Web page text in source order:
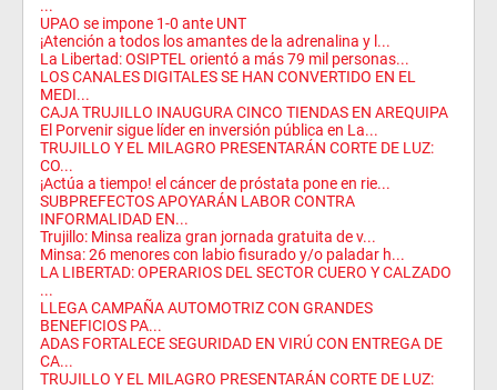
...
UPAO se impone 1-0 ante UNT
¡Atención a todos los amantes de la adrenalina y l...
La Libertad: OSIPTEL orientó a más 79 mil personas...
LOS CANALES DIGITALES SE HAN CONVERTIDO EN EL
MEDI...
CAJA TRUJILLO INAUGURA CINCO TIENDAS EN AREQUIPA
El Porvenir sigue líder en inversión pública en La...
TRUJILLO Y EL MILAGRO PRESENTARÁN CORTE DE LUZ:
CO...
¡Actúa a tiempo! el cáncer de próstata pone en rie...
SUBPREFECTOS APOYARÁN LABOR CONTRA
INFORMALIDAD EN...
Trujillo: Minsa realiza gran jornada gratuita de v...
Minsa: 26 menores con labio fisurado y/o paladar h...
LA LIBERTAD: OPERARIOS DEL SECTOR CUERO Y CALZADO
...
LLEGA CAMPAÑA AUTOMOTRIZ CON GRANDES
BENEFICIOS PA...
ADAS FORTALECE SEGURIDAD EN VIRÚ CON ENTREGA DE
CA...
TRUJILLO Y EL MILAGRO PRESENTARÁN CORTE DE LUZ: